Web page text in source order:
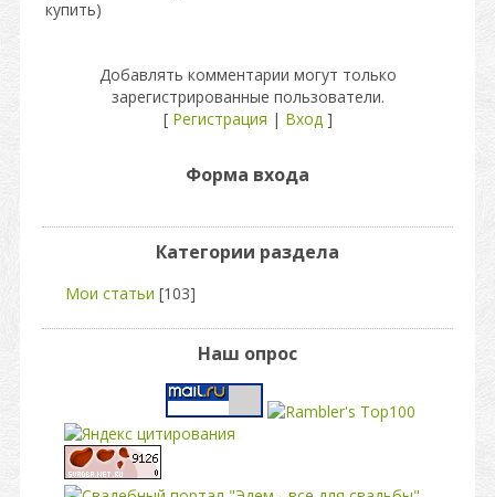
купить)
Добавлять комментарии могут только
зарегистрированные пользователи.
[ Регистрация | Вход]
Форма входа
Категории раздела
Мои статьи [103]
Наш опрос